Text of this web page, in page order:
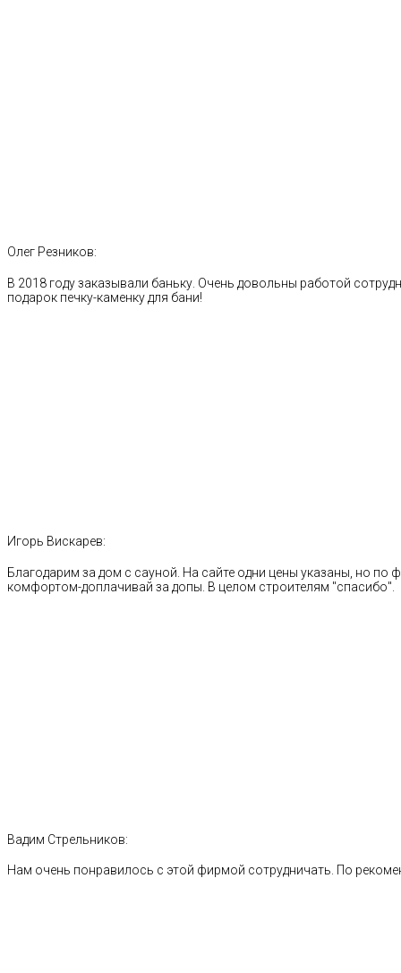
Олег Резников:
В 2018 году заказывали баньку. Очень довольны работой
подарок печку-каменку для бани!
Игорь Вискарев:
Благодарим за дом с сауной. На сайте одни цены указаны, но по
комфортом-доплачивай за допы. В целом строителям "спасибо".
Вадим Стрельников:
Нам очень понравилось с этой фирмой сотрудничать. По